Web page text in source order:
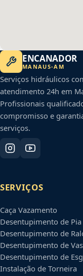
ENCANADOR
MANAUS-AM
Serviços hidráulicos
atendimento 24h em
Profissionais
compromisso e
serviços.
SERVIÇOS
Caça Vazamento
Desentupimento de Pia
Desentupimento de
Desentupimento de
Desentupimento de
Instalação de Torneira